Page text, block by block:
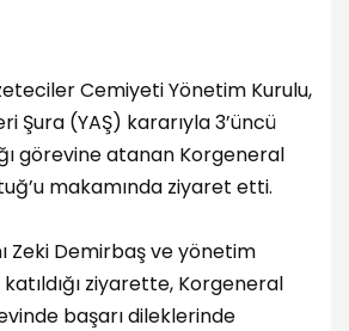
Cemiyeti Yönetim Kurulu,
Şura (YAŞ) kararıyla 3’üncü
görevine atanan Korgeneral
makamında ziyaret etti.
Zeki Demirbaş ve yönetim
ziyarette, Korgeneral
başarı dileklerinde